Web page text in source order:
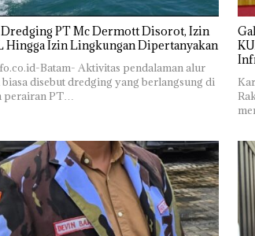
PT Mc Dermott Disorot, Izin
Hingga Izin Lingkungan Dipertanyakan
Batam- Aktivitas pendalaman alur
biasa disebut dredging yang berlangsung di
perairan PT…